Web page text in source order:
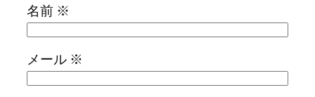
名前 ※
メール ※